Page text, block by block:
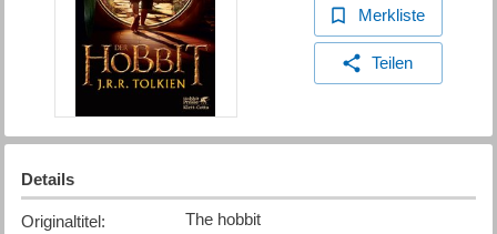
Merkliste
Teilen
Details
Originaltitel:
The hobbit